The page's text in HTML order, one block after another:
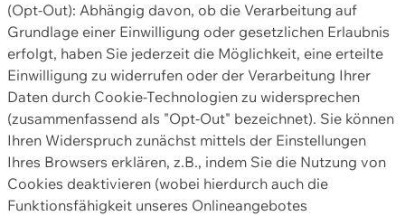
(Opt-Out): Abhängig davon, ob die Verarbeitung auf
Grundlage einer Einwilligung oder gesetzlichen Erlaubnis
erfolgt, haben Sie jederzeit die Möglichkeit, eine erteilte
Einwilligung zu widerrufen oder der Verarbeitung Ihrer
Daten durch Cookie-Technologien zu widersprechen
(zusammenfassend als "Opt-Out" bezeichnet). Sie können
Ihren Widerspruch zunächst mittels der Einstellungen
Ihres Browsers erklären, z.B., indem Sie die Nutzung von
Cookies deaktivieren (wobei hierdurch auch die
Funktionsfähigkeit unseres Onlineangebotes